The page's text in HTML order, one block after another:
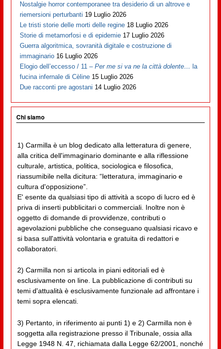
Nostalgie horror contemporanee tra desiderio di un altrove e
riemersioni perturbanti 19 Luglio 2026
Le tristi storie delle morti delle regine 18 Luglio 2026
Storie di metamorfosi e di epidemie 17 Luglio 2026
Guerra algoritmica, sovranità digitale e costruzione di
immaginario 16 Luglio 2026
Elogio dell’eccesso / 11 –Per me si va ne la città dolente… la
fucina infernale di Cèline 15 Luglio 2026
Due racconti pre agostani 14 Luglio 2026
Chi siamo
1) Carmilla è un blog dedicato alla letteratura di genere,
alla critica dell'immaginario dominante e alla riflessione
culturale, artistica, politica, sociologica e filosofica,
riassumibile nella dicitura: “letteratura, immaginario e
cultura d'opposizione”.
E' esente da qualsiasi tipo di attività a scopo di lucro ed è
priva di inserti pubblicitari o commerciali. Inoltre non è
oggetto di domande di provvidenze, contributi o
agevolazioni pubbliche che conseguano qualsiasi ricavo e
si basa sull'attività volontaria e gratuita di redattori e
collaboratori.
2) Carmilla non si articola in piani editoriali ed è
esclusivamente on line. La pubblicazione di contributi su
temi d'attualità è esclusivamente funzionale ad affrontare i
temi sopra elencati.
3) Pertanto, in riferimento ai punti 1) e 2) Carmilla non è
soggetta alla registrazione presso il Tribunale, ossia alla
Legge 1948 N. 47, richiamata dalla Legge 62/2001, nonché